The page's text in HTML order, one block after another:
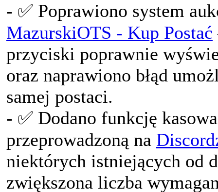
- ✅ Poprawiono system
MazurskiOTS - Kup Postać
przyciski poprawnie
oraz naprawiono błąd
samej postaci.
- ✅ Dodano funkcję
przeprowadzoną na
niektórych istniejących od
zwiększona liczba